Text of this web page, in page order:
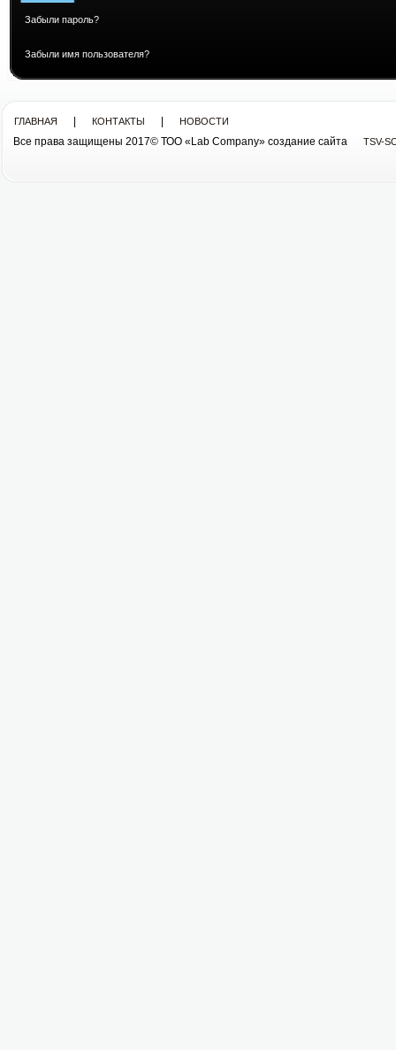
Забыли пароль?
Забыли имя пользователя?
ГЛАВНАЯ КОНТАКТЫ НОВОСТИ
Все права защищены 2017© ТОО «Lab Company» cоздание сайта TSV-